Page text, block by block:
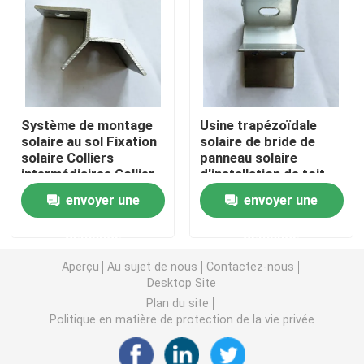
Pinces de montage pour panneaux solaires
Rails de montage de panneaux solaires
Mi bride de panneau solaire
Bride d'extrémité de panneau solaire
Bâti d'inclinaison de panneau solaire
Crochet de toit solaire
Système de montage
solaire au sol Fixation
solaire Colliers
intermédiaires Collier
latéral
envoyer une
Usine trapézoïdale
solaire de bride de
panneau solaire
d'installation de toit
de montage solaire en
aluminium de toit
envoyer une
Aperçu Au sujet de nous
Contactez-nous
Desktop Site
Plan du site
Politique en matière de protection de la vie privée